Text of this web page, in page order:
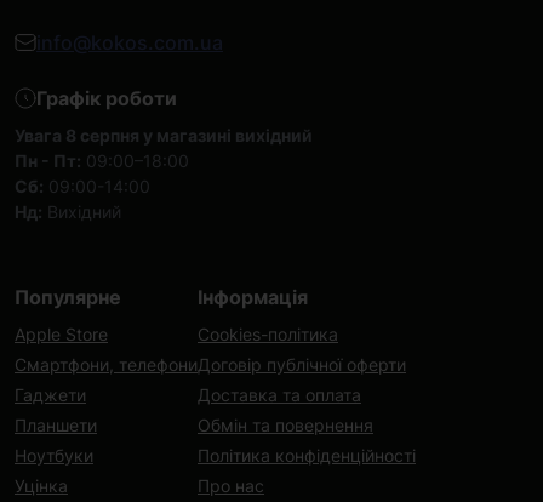
info@kokos.com.ua
Графік роботи
Увага 8 серпня у магазині вихідний
Пн - Пт: 09:00–18:00
Сб: 09:00-14:00
Нд: Вихідний
Популярне
Apple Store
Смартфони, телефони
Гаджети
Планшети
Ноутбуки
Уцінка
Інформація
Cookies-політика
Договір публічної оферти
Доставка та оплата
Обмін та повернення
Політика конфіденційності
Про нас